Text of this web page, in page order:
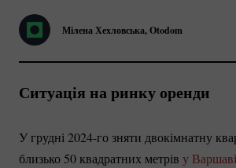
Мілена Хехловська, Otodom
Ситуація на ринку оренди
У грудні 2024-го зняти двокімнатну
близько 50 квадратних метрів у Варшаві